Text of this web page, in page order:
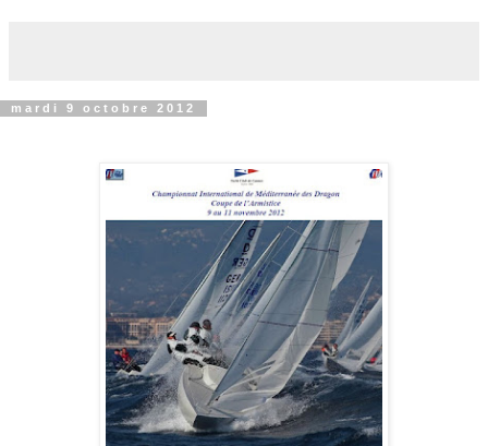
mardi 9 octobre 2012